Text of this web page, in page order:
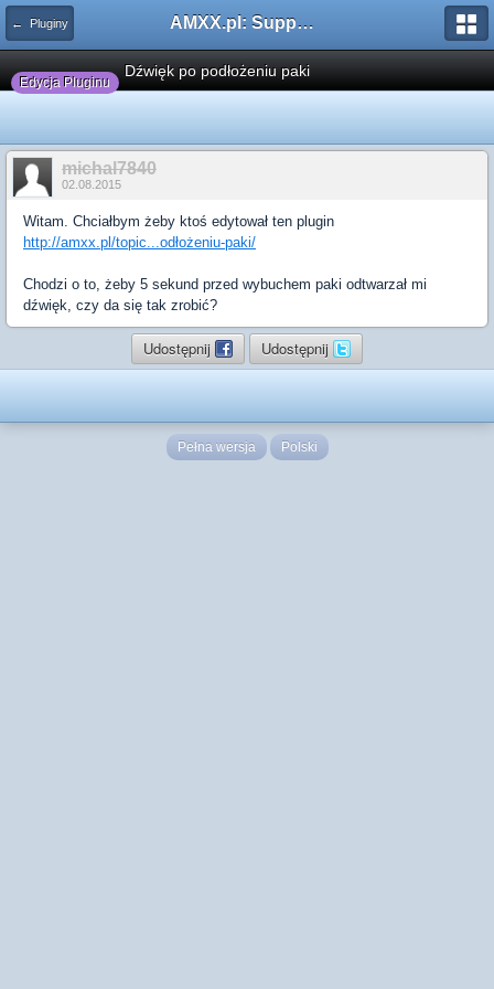
← Pluginy AMXX.pl: Support AMX Mod X i SourceMod
Edycja Pluginu
Dźwięk po podłożeniu paki
michal7840
02.08.2015
Witam. Chciałbym żeby ktoś edytował ten plugin
http://amxx.pl/topic...odłożeniu-paki/
Chodzi o to, żeby 5 sekund przed wybuchem paki odtwarzał mi
dźwięk, czy da się tak zrobić?
Udostępnij Udostępnij
Pełna wersja Polski